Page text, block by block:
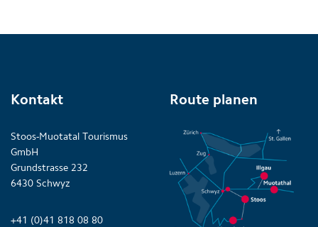
Kontakt
Stoos-Muotatal Tourismus
GmbH
Grundstrasse 232
6430 Schwyz
+41 (0)41 818 08 80
Route planen